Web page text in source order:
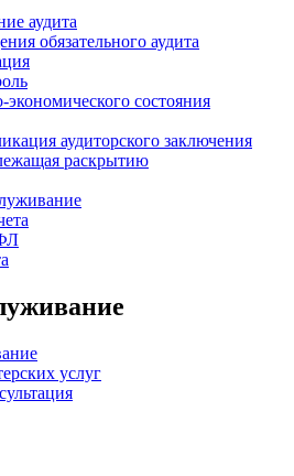
аудита
обязательного аудита
состояния
аудиторского заключения
раскрытию
услуг